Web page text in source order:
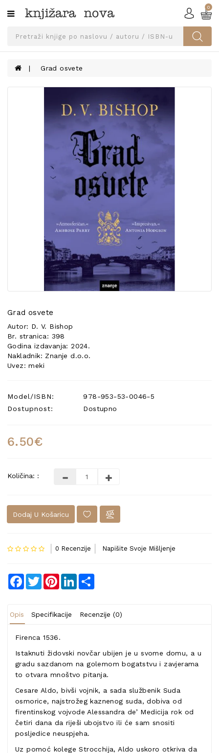
Kategorije
SVEUČILIŠNA
UDŽBENICI
KNJIGE
0
Grad osvete
Grad osvete
Autor: D. V. Bishop
Br. stranica: 398
Godina izdavanja: 2024.
Nakladnik: Znanje d.o.o.
Uvez: meki
Model/ISBN:
978-953-53-0046-5
Dostupnost:
Dostupno
6.50€
Količina: :
Dodaj U Košaricu
0 Recenzije Napišite Svoje Mišljenje
Facebook
TwitterPinterestLinkedIn
Opis Specifikacije Recenzije (0)
Firenca 1536.
Istaknuti židovski novčar ubijen je u svome domu, a u
gradu sazdanom na golemom bogatstvu i zavjerama
to otvara mnoštvo pitanja.
Cesare Aldo, bivši vojnik, a sada službenik Suda
osmorice, najstrožeg kaznenog suda, dobiva od
firentinskog vojvode Alessandra de’ Medicija rok od
četiri dana da riješi ubojstvo ili će sam snositi
posljedice neuspjeha.
Uz pomoć kolege Strocchija, Aldo uskoro otkriva da